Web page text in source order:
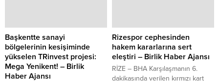
yapılandırıldı Bakan Tunç,
bilirkişilik kurumunun liyakat,
eğitim ve etik ilkeler temelinde...
Başkentte sanayi
bölgelerinin kesişiminde
yükselen TRinvest projesi:
Mega Yenikent! – Birlik
Haber Ajansı
Rizespor cephesinden
hakem kararlarına sert
eleştiri – Birlik Haber Ajansı
RİZE – BHA Karşılaşmanın 6.
dakikasında verilen kırmızı kart